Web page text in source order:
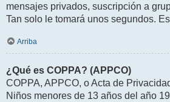
mensajes privados, suscripción a
Tan solo le tomará unos segundos.
Arriba
¿Qué es COPPA? (APPCO)
COPPA, APPCO, o Acta de
Niños menores de 13 años del año